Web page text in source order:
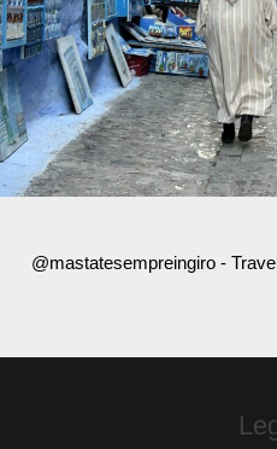
@mastatesempreingiro -